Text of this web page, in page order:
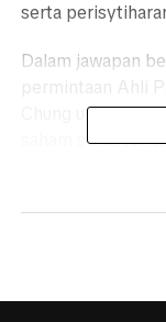
serta
Dalam jawapan
Chung untuk
saham serta
“Berhubung
nilai